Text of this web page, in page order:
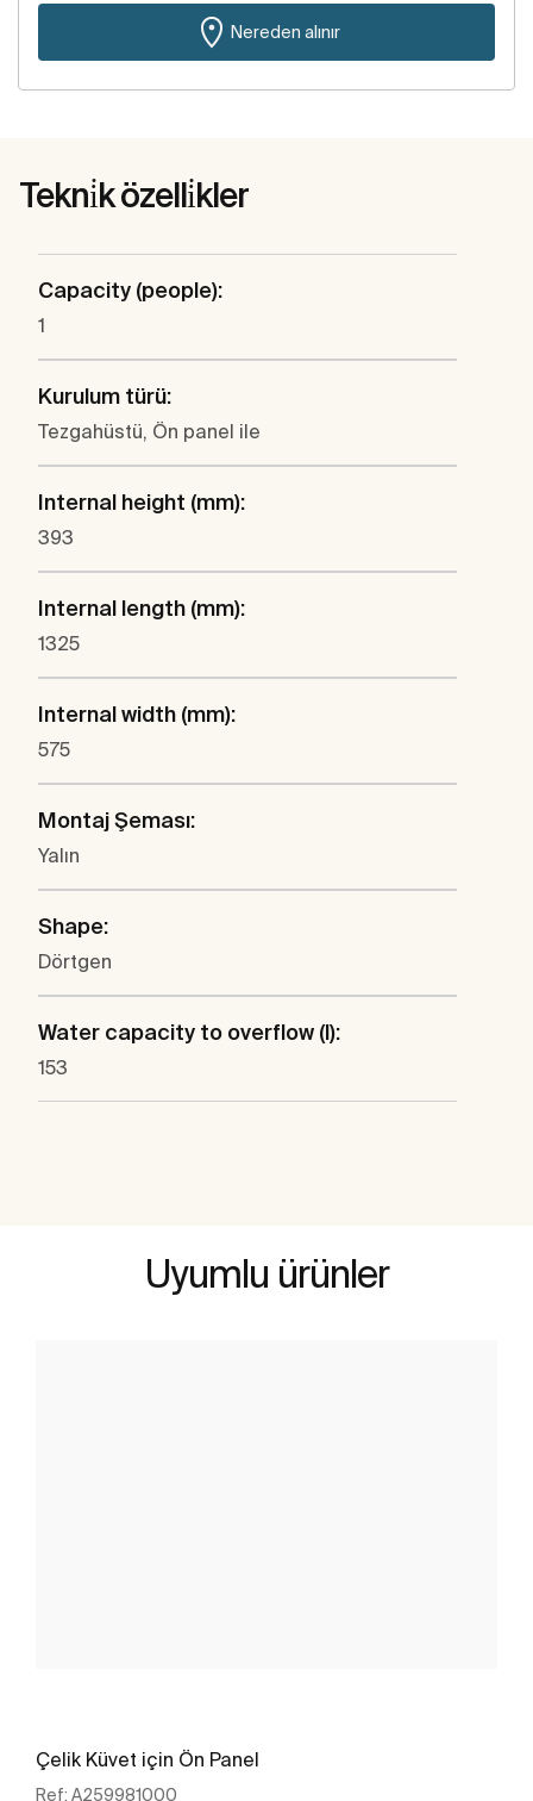
Nereden alınır
Tekni̇k özelli̇kler
Capacity (people):
1
Kurulum türü:
Tezgahüstü, Ön panel ile
Internal height (mm):
393
Internal length (mm):
1325
Internal width (mm):
575
Montaj Şeması:
Yalın
Shape:
Dörtgen
Water capacity to overflow (l):
153
Uyumlu ürünler
Çelik Küvet için Ön Panel
Ref: A259981000